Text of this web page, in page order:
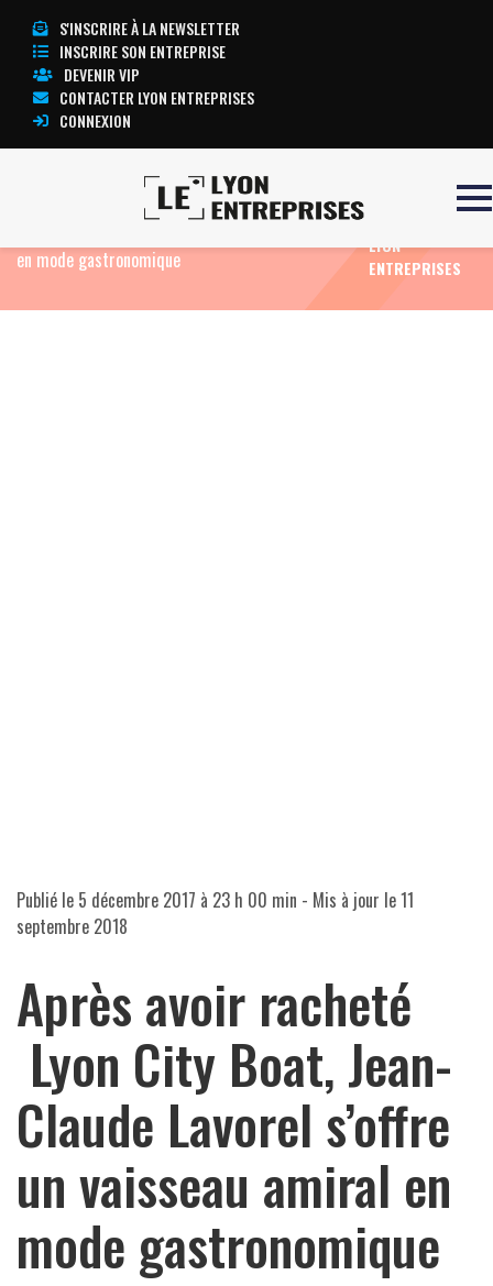
S'INSCRIRE À LA NEWSLETTER
INSCRIRE SON ENTREPRISE
DEVENIR VIP
CONTACTER LYON ENTREPRISES
CONNEXION
Après avoir racheté Lyon City
en mode gastronomique
LYON
ENTREPRISES
Publié le 5 décembre 2017 à 23 h 00 min - Mis à jour le11
septembre 2018
Après avoir racheté
Lyon City Boat, Jean-
Claude Lavorel s’offre
un vaisseau amiral en
mode gastronomique